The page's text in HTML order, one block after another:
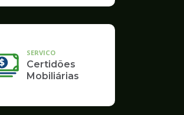
SERVICO
Certidões
Mobiliárias